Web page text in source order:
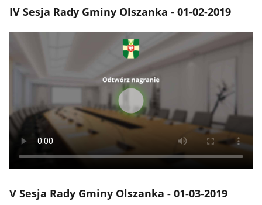
IV Sesja Rady Gminy Olszanka - 01-02-2019
V Sesja Rady Gminy Olszanka - 01-03-2019